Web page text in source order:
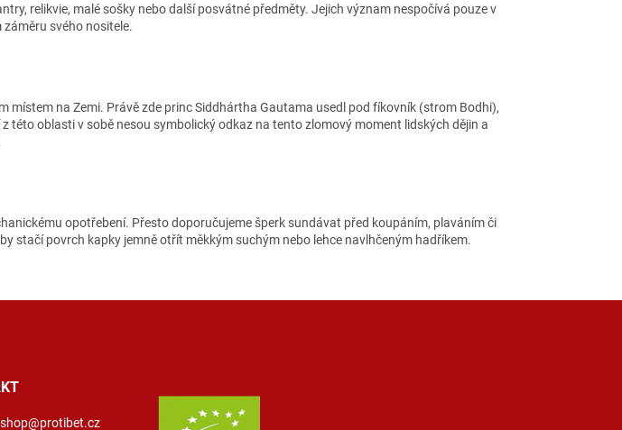
relikvie, malé sošky nebo další posvátné předměty. Jejich význam nespočívá pouze v
svého nositele.
na Zemi. Právě zde princ Siddhártha Gautama usedl pod fíkovník (strom Bodhi),
této oblasti v sobě nesou symbolický odkaz na tento zlomový moment lidských dějin a
opotřebení. Přesto doporučujeme šperk sundávat před koupáním, plaváním či
stačí povrch kapky jemně otřít měkkým suchým nebo lehce navlhčeným hadříkem.